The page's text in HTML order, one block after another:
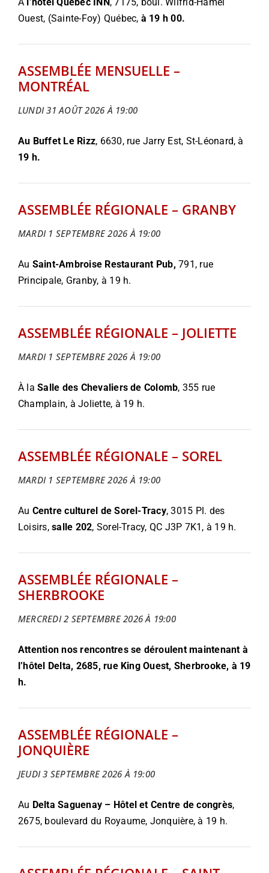
Ouest, (Sainte-Foy) Québec, à 19 h 00.
ASSEMBLÉE MENSUELLE –
MONTRÉAL
LUNDI 31 AOÛT 2026 À 19:00
Au Buffet Le Rizz, 6630, rue Jarry Est, St-Léonard, à
19 h.
ASSEMBLÉE RÉGIONALE – GRANBY
MARDI 1 SEPTEMBRE 2026 À 19:00
Au Saint-Ambroise Restaurant Pub, 791, rue
Principale, Granby, à 19 h.
ASSEMBLÉE RÉGIONALE – JOLIETTE
MARDI 1 SEPTEMBRE 2026 À 19:00
À laSalle des Chevaliers de Colomb, 355 rue
Champlain, à Joliette, à 19 h.
ASSEMBLÉE RÉGIONALE – SOREL
MARDI 1 SEPTEMBRE 2026 À 19:00
Au Centre culturel de Sorel-Tracy, 3015 Pl. des
Loisirs,salle 202, Sorel-Tracy, QC J3P 7K1, à 19 h.
ASSEMBLÉE RÉGIONALE –
SHERBROOKE
MERCREDI 2 SEPTEMBRE 2026 À 19:00
Attention nos rencontres se déroulent maintenant à
l’hôtel Delta, 2685, rue King Ouest, Sherbrooke, à 19
h.
ASSEMBLÉE RÉGIONALE –
JONQUIÈRE
JEUDI 3 SEPTEMBRE 2026 À 19:00
Au Delta Saguenay – Hôtel et Centre de congrès,
2675, boulevard du Royaume, Jonquière, à 19 h.